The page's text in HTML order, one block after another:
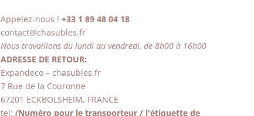
Appelez-nous ! +33 1 89 48 04 18
contact@chasubles.fr
Nous travaillons du lundi au vendredi, de 8h00 à 16h00
ADRESSE DE RETOUR:
Expandeco – chasubles.fr
7 Rue de la Couronne
67201 ECKBOLSHEIM, FRANCE
tel: (Numéro pour le transporteur / l'étiquette de